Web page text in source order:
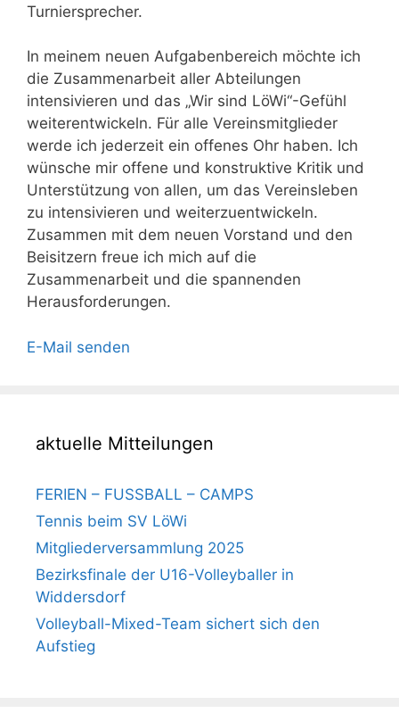
Turniersprecher.
In meinem neuen Aufgabenbereich möchte ich
die Zusammenarbeit aller Abteilungen
intensivieren und das „Wir sind LöWi“-Gefühl
weiterentwickeln. Für alle Vereinsmitglieder
werde ich jederzeit ein offenes Ohr haben. Ich
wünsche mir offene und konstruktive Kritik und
Unterstützung von allen, um das Vereinsleben
zu intensivieren und weiterzuentwickeln.
Zusammen mit dem neuen Vorstand und den
Beisitzern freue ich mich auf die
Zusammenarbeit und die spannenden
Herausforderungen.
E-Mail senden
aktuelle Mitteilungen
FERIEN – FUSSBALL – CAMPS
Tennis beim SV LöWi
Mitgliederversammlung 2025
Bezirksfinale der U16-Volleyballer in
Widdersdorf
Volleyball-Mixed-Team sichert sich den
Aufstieg